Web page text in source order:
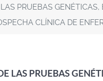
PRUEBAS
CLÍNICA DE
LAS PRUEBAS